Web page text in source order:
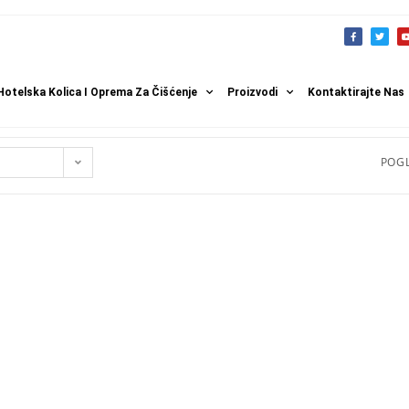
Kolica I Oprema Za Čišćenje Proizvodi Kontaktirajte Nas